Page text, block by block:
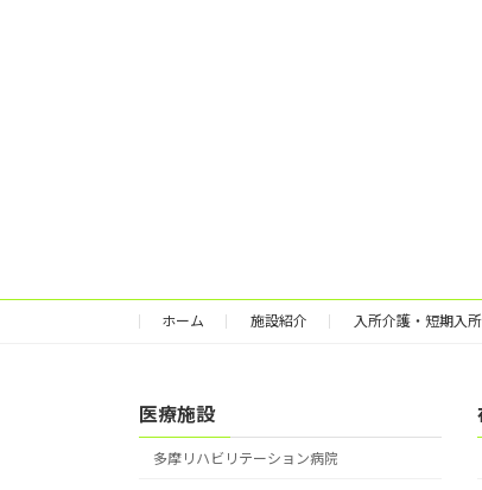
ホーム 施設紹介 入所介護・短期入
医療施設
多摩リハビリテーション病院